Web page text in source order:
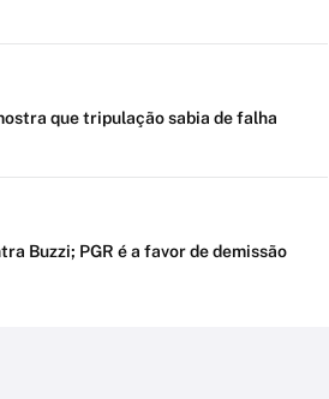
que tripulação sabia de falha
Buzzi; PGR é a favor de demissão